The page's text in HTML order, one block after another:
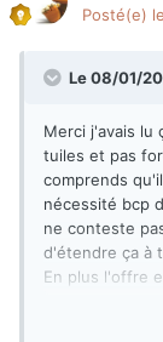
Posté(e)
Le 08/01/
Merci j'avais lu
tuiles et pas
comprends
nécessité bcp
ne conteste
d'étendre ça à
En plus l'offre